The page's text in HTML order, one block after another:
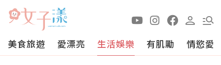
美食旅遊 愛漂亮 生活娛樂 有肌勵 情慾愛